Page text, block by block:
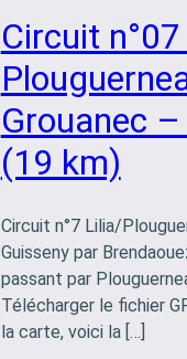
Circuit
Grouanec
(19 km)
Circuit n°7 Lilia/
Guisseny par
passant par
Télécharger le fichier
la carte, voici la […]